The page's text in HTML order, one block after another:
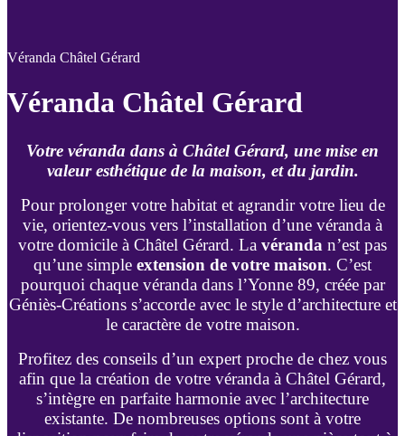
Véranda Châtel Gérard
Véranda Châtel Gérard
Votre véranda dans à Châtel Gérard, une mise en
valeur esthétique de la maison, et du jardin.
Pour prolonger votre habitat et agrandir votre lieu de
vie, orientez-vous vers l’installation d’une véranda à
votre domicile à Châtel Gérard. La véranda n’est pas
qu’une simple extension de votre maison. C’est
pourquoi chaque véranda dans l’Yonne 89, créée par
Géniès-Créations s’accorde avec le style d’architecture et
le caractère de votre maison.
Profitez des conseils d’un expert proche de chez vous
afin que la création de votre véranda à Châtel Gérard,
s’intègre en parfaite harmonie avec l’architecture
existante. De nombreuses options sont à votre